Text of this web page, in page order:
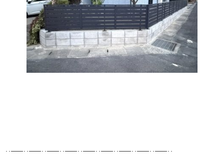
･･━━･･━━･･━━･･━━･･━━･･━━･･━━･･━━･･━━･･